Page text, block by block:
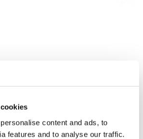
content and ads, to
features and to analyse our traffic.
1 Stück exkl. MwSt.
€25,05
Inkl. MwSt.